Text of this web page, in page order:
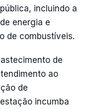
incluindo a
energia e
de combustíveis.
de
ao
de
incumba